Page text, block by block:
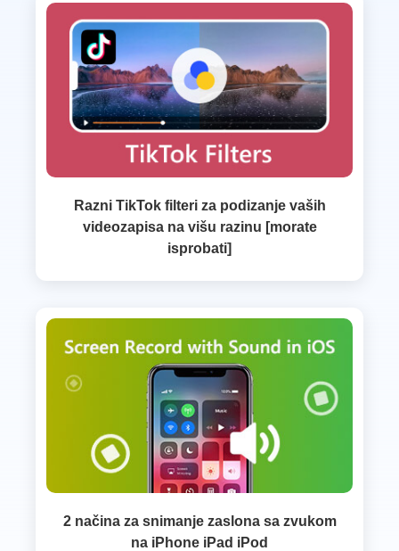
Razni TikTok filteri za podizanje vaših
videozapisa na višu razinu [morate
isprobati]
2 načina za snimanje zaslona sa zvukom
na iPhone iPad iPod